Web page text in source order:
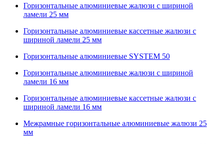
Горизонтальные алюминиевые жалюзи с шириной
ламели 25 мм
Горизонтальные алюминиевые кассетные жалюзи с
шириной ламели 25 мм
Горизонтальные алюминиевые SYSTEM 50
Горизонтальные алюминиевые жалюзи с шириной
ламели 16 мм
Горизонтальные алюминиевые кассетные жалюзи с
шириной ламели 16 мм
Межрамные горизонтальные алюминиевые жалюзи 25
мм